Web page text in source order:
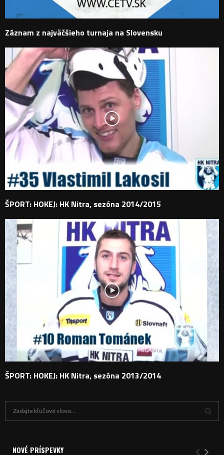
Záznam z najväčšieho turnaja na Slovensku
ŠPORT: HOKEJ: HK Nitra, sezóna 2014/2015
ŠPORT: HOKEJ: HK Nitra, sezóna 2013/2014
Y
NOVÉ PRÍSPEVKY